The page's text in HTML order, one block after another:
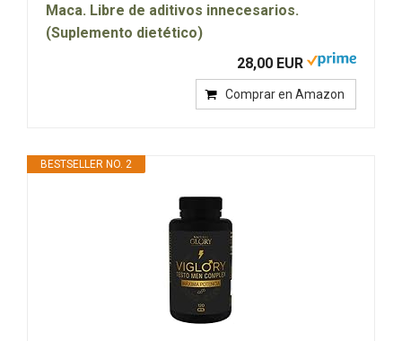
Maca. Libre de aditivos innecesarios.
(Suplemento dietético)
28,00 EUR
Comprar en Amazon
BESTSELLER NO. 2